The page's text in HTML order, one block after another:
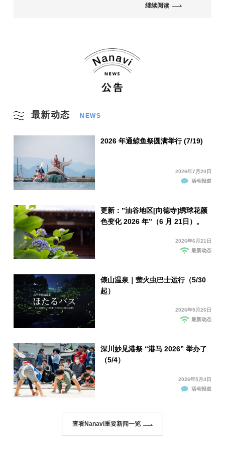
继续阅读
最新动态 NEWS
2026 年通鲸鱼祭圆满举行 (7/19)
2026年7月20日
活动报道
更新：”油谷地区[向德寺]绣球花颜
色变化 2026 年”（6 月 21日）。
2026年6月21日
最新动态
俵山温泉｜萤火虫巴士运行（5/30
起）
2026年5月26日
最新动态
深川妙见港祭 “港马 2026” 举办了
（5/4）
2026年5月4日
活动报道
查看Nanavi重要新闻一览